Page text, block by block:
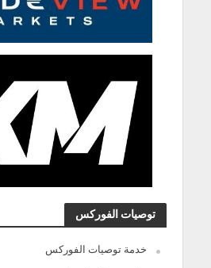
توصيات الفوركس
خدمة توصيات الفوركس